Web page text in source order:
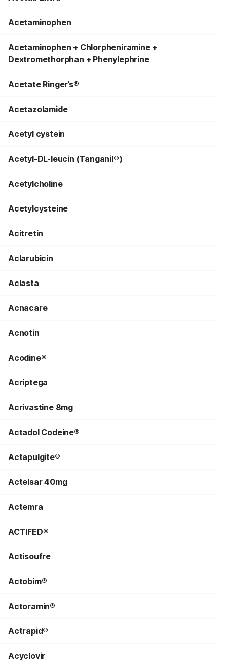
Acetaminophen
Acetaminophen + Chlorpheniramine +
Dextromethorphan + Phenylephrine
Acetate Ringer’s®
Acetazolamide
Acetyl cystein
Acetyl-DL-leucin (Tanganil®)
Acetylcholine
Acetylcysteine
Acitretin
Aclarubicin
Aclasta
Acnacare
Acnotin
Acodine®
Acriptega
Acrivastine 8mg
Actadol Codeine®
Actapulgite®
Actelsar 40mg
Actemra
ACTIFED®
Actisoufre
Actobim®
Actoramin®
Actrapid®
Acyclovir